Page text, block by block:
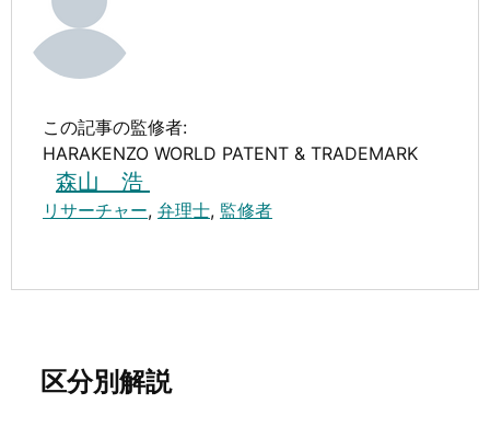
この記事の監修者:
HARAKENZO WORLD PATENT & TRADEMARK
森山 浩
リサーチャー, 弁理士, 監修者
区分別解説